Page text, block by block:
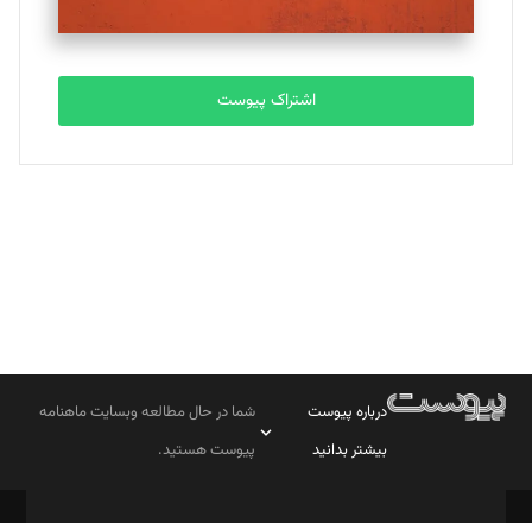
مصطفی مسجدی آرانی
تحریریه
بابک نقاش
تحریریه
اشتراک پیوست
درباره پیوست
بیشتر بدانید
شما در حال مطالعه وبسایت ماهنامه
پیوست هستید.